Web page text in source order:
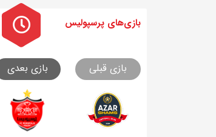
بازی های پرسپولیس
بازی قبلی بازی بعدی